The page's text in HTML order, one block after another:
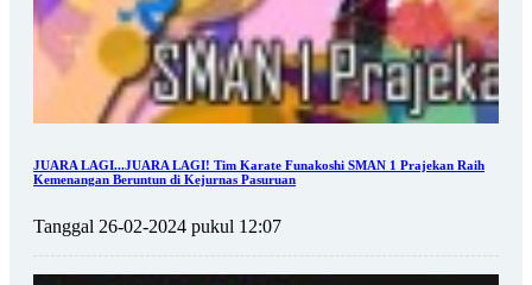
JUARA LAGI...JUARA LAGI! Tim Karate Funakoshi SMAN 1 Prajekan Raih
Kemenangan Beruntun di Kejurnas Pasuruan
Tanggal 26-02-2024 pukul 12:07